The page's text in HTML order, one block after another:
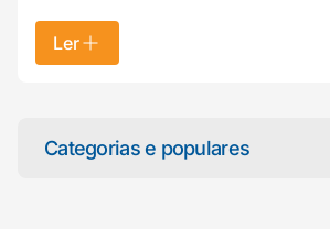
Ler
Categorias e populares
online agora